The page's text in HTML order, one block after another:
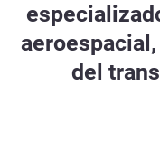
del